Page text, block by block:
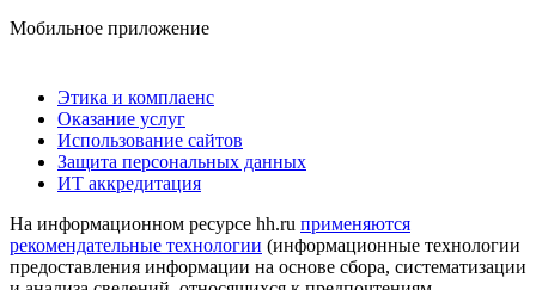
Мобильное приложение
Этика и комплаенс
Оказание услуг
Использование сайтов
Защита персональных данных
ИТ аккредитация
На информационном ресурсе hh.ru применяются
рекомендательные технологии (информационные технологии
предоставления информации на основе сбора, систематизации